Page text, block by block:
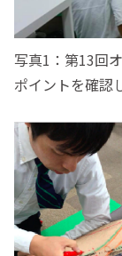
写真1：第13回
ポイントを確認